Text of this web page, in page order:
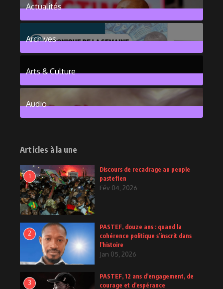
Actualités
376Posts
Archives
Arts & Culture
6Posts
Audio
Articles à la une
1
Discours de recadrage au peuple
pastefien
Fév 04, 2026
2
PASTEF, douze ans : quand la
cohérence politique s’inscrit dans
l’histoire
Jan 05, 2026
3
PASTEF, 12 ans d’engagement, de
courage et d’espérance